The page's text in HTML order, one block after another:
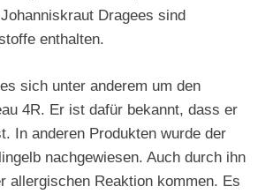
Dragees sind
enthalten.
sich unter anderem um den
4R. Er ist dafür bekannt, dass er
In anderen Produkten wurde der
nachgewiesen. Auch durch ihn
allergischen Reaktion kommen. Es